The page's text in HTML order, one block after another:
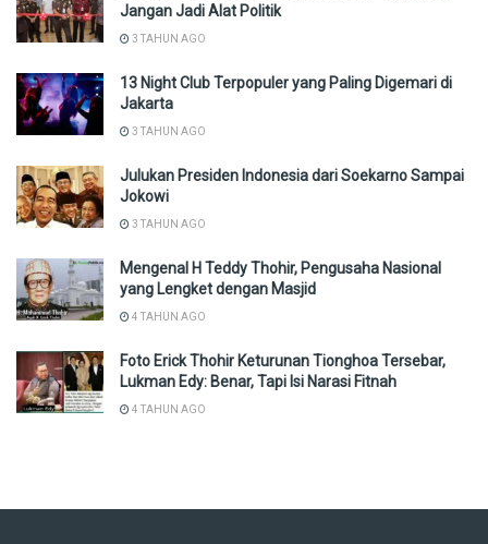
Jangan Jadi Alat Politik
3 TAHUN AGO
13 Night Club Terpopuler yang Paling Digemari di
Jakarta
3 TAHUN AGO
Julukan Presiden Indonesia dari Soekarno Sampai
Jokowi
3 TAHUN AGO
Mengenal H Teddy Thohir, Pengusaha Nasional
yang Lengket dengan Masjid
4 TAHUN AGO
Foto Erick Thohir Keturunan Tionghoa Tersebar,
Lukman Edy: Benar, Tapi Isi Narasi Fitnah
4 TAHUN AGO